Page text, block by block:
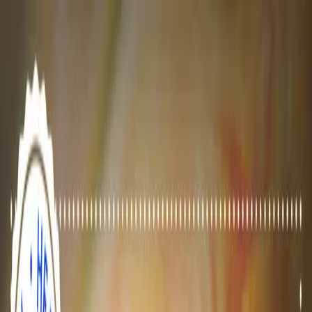
I Nostri Spazi
Scopri I Nostri SpaziTariffeEventi Chi siamo
🇮🇹 Pass scoperta